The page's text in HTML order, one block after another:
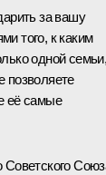
за вашу
того, к каким
одной
позволяете
её самые
Советского